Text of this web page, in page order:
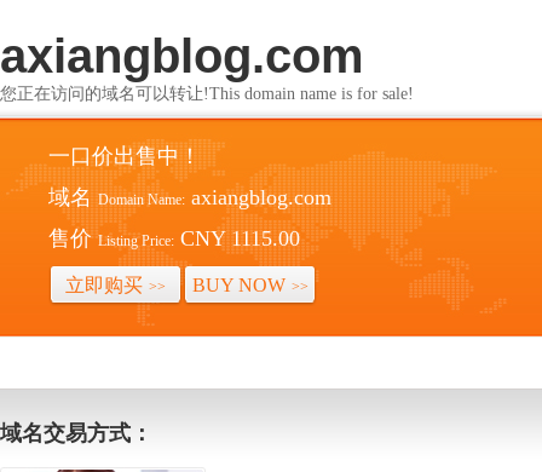
axiangblog.com
您正在访问的域名可以转让!This domain name is for sale!
一口价出售中！
域名 Domain Name: axiangblog.com
售价 Listing Price: CNY 1115.00
立即购买 >> BUY NOW >>
域名交易方式：